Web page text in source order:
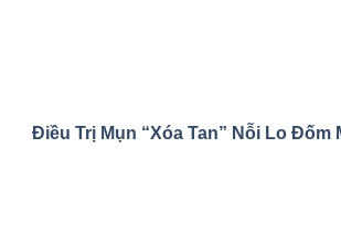
Điều Trị Mụn “Xóa Tan” Nỗi Lo Đốm